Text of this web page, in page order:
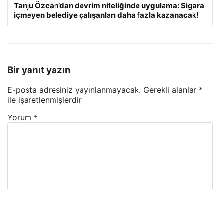
Tanju Özcan’dan devrim niteliğinde uygulama: Sigara
içmeyen belediye çalışanları daha fazla kazanacak!
Bir yanıt yazın
E-posta adresiniz yayınlanmayacak. Gerekli alanlar *
ile işaretlenmişlerdir
Yorum *